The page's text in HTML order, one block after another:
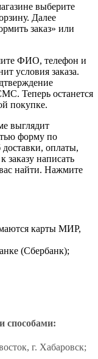
выберите
Далее
заказ» или
ФИО, телефон и
условия заказа.
Теперь останется
покупке.
выглядит
форму по
доставки, оплаты,
заказу написать
найти. Нажмите
карты МИР,
(Сбербанк);
способами:
г. Хабаровск;